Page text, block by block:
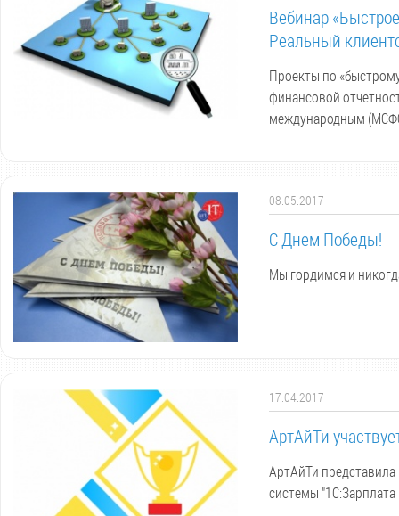
Вебинар
Реальный
Проекты по
финансовой
международным
08.05.2017
С Днем Победы!
Мы гордимся и
17.04.2017
АртАйТи
АртАйТи
системы